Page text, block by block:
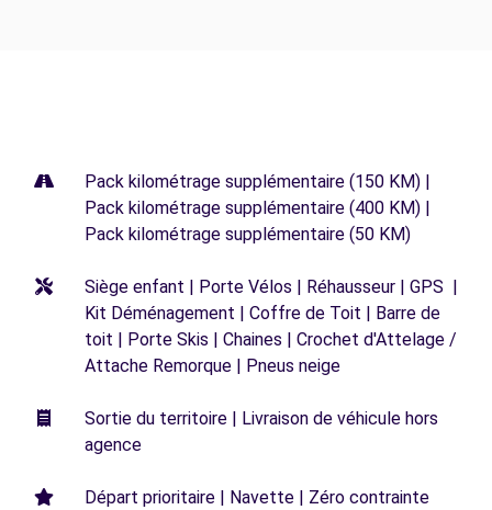
Pack kilométrage supplémentaire (150 KM) |
Pack kilométrage supplémentaire (400 KM) |
Pack kilométrage supplémentaire (50 KM)
Siège enfant | Porte Vélos | Réhausseur | GPS |
Kit Déménagement | Coffre de Toit | Barre de
toit | Porte Skis | Chaines | Crochet d'Attelage /
Attache Remorque | Pneus neige
Sortie du territoire | Livraison de véhicule hors
agence
Départ prioritaire | Navette | Zéro contrainte